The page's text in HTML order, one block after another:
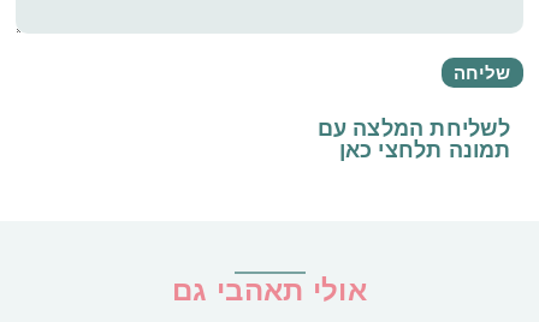
לשליחת המלצה עם
תמונה תלחצי כאן
אולי תאהבי גם